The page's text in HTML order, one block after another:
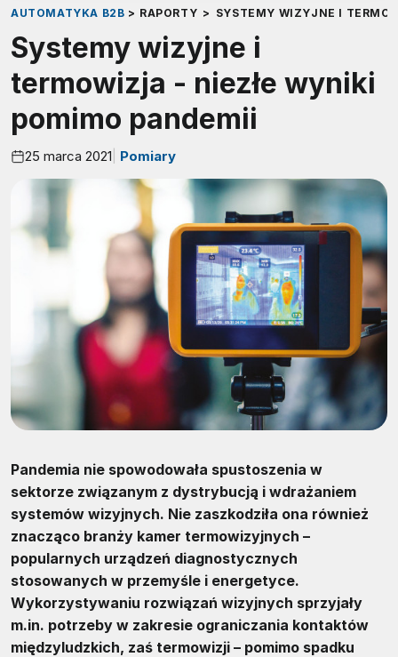
AUTOMATYKA B2B > RAPORTY > SYSTEMY WIZYJNE I
Systemy wizyjne i
termowizja - niezłe wyniki
pomimo pandemii
25 marca 2021 Pomiary
Pandemia nie spowodowała spustoszenia w
sektorze związanym z dystrybucją i wdrażaniem
systemów wizyjnych. Nie zaszkodziła ona również
znacząco branży kamer termowizyjnych –
popularnych urządzeń diagnostycznych
stosowanych w przemyśle i energetyce.
Wykorzystywaniu rozwiązań wizyjnych sprzyjały
m.in. potrzeby w zakresie ograniczania kontaktów
międzyludzkich, zaś termowizji – pomimo spadku